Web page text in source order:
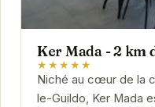
Ker Mada - 2 km
★★★★★
Niché au cœur de la
le-Guildo, Ker Mada